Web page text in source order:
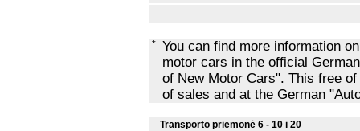
* You can find more information
motor cars in the official
of New Motor Cars". This free
of sales and at the German
Transporto priemonė 6 - 10 i 20